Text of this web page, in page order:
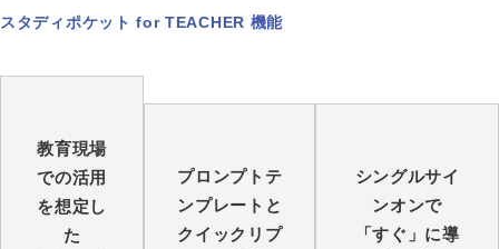
スタディポケット for TEACHER 機能
教育現場
での活用
を想定し
た
プロンプトテ
ンプレートと
クイックリプ
シングルサイ
ンオンで
「すぐ」に導